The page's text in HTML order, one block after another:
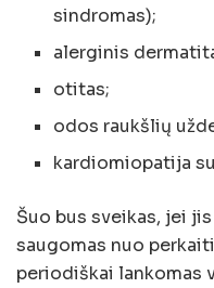
sindromas);
alerginis
otitas;
odos raukšlių
kardiomiopatija
Šuo bus sveikas, jei
saugomas nuo
periodiškai lankomas